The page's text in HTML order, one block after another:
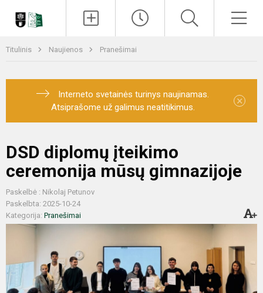
Titulinis Naujienos Pranešimai
Interneto svetainės turinys naujinamas.
Atsiprašome už galimus neatitikimus.
×
DSD diplomų įteikimo
ceremonija mūsų gimnazijoje
Paskelbė : Nikolaj Petunov
Paskelbta: 2025-10-24
Kategorija: Pranešimai